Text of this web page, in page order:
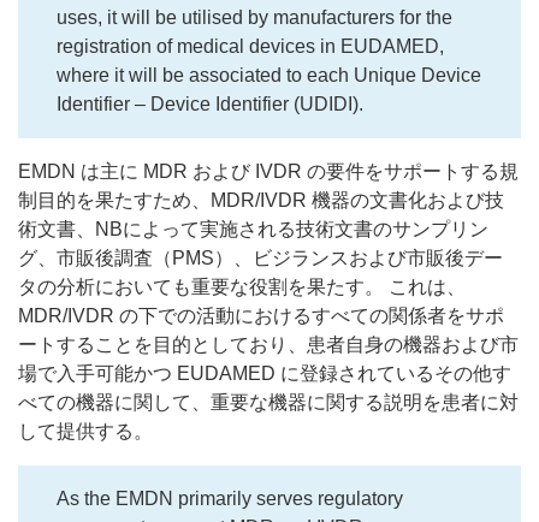
uses, it will be utilised by manufacturers for the
registration of medical devices in EUDAMED,
where it will be associated to each Unique Device
Identifier – Device Identifier (UDIDI).
EMDN は主に MDR および IVDR の要件をサポートする規
制目的を果たすため、MDR/IVDR 機器の文書化および技
術文書、NBによって実施される技術文書のサンプリン
グ、市販後調査（PMS）、ビジランスおよび市販後デー
タの分析においても重要な役割を果たす。 これは、
MDR/IVDR の下での活動におけるすべての関係者をサポ
ートすることを目的としており、患者自身の機器および市
場で入手可能かつ EUDAMED に登録されているその他す
べての機器に関して、重要な機器に関する説明を患者に対
して提供する。
As the EMDN primarily serves regulatory